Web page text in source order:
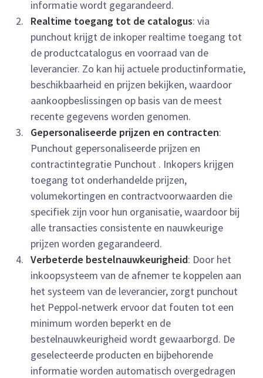
informatie wordt gegarandeerd.
Realtime toegang tot de catalogus: via
punchout krijgt de inkoper realtime toegang tot
de productcatalogus en voorraad van de
leverancier. Zo kan hij actuele productinformatie,
beschikbaarheid en prijzen bekijken, waardoor
aankoopbeslissingen op basis van de meest
recente gegevens worden genomen.
Gepersonaliseerde prijzen en contracten:
Punchout gepersonaliseerde prijzen en
contractintegratie Punchout . Inkopers krijgen
toegang tot onderhandelde prijzen,
volumekortingen en contractvoorwaarden die
specifiek zijn voor hun organisatie, waardoor bij
alle transacties consistente en nauwkeurige
prijzen worden gegarandeerd.
Verbeterde bestelnauwkeurigheid: Door het
inkoopsysteem van de afnemer te koppelen aan
het systeem van de leverancier, zorgt punchout
het Peppol-netwerk ervoor dat fouten tot een
minimum worden beperkt en de
bestelnauwkeurigheid wordt gewaarborgd. De
geselecteerde producten en bijbehorende
informatie worden automatisch overgedragen